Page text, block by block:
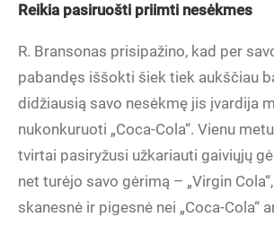
Reikia pasiruošti priimti nesėkmes
R. Bransonas prisipažino, kad per
pabandęs iššokti šiek tiek aukščiau
didžiausią savo nesėkmę jis įvardija
nukonkuruoti „Coca-Cola“. Vienu
tvirtai pasiryžusi užkariauti gaiviųjų
net turėjo savo gėrimą – „Virgin
skanesnė ir pigesnė nei „Coca-Cola“